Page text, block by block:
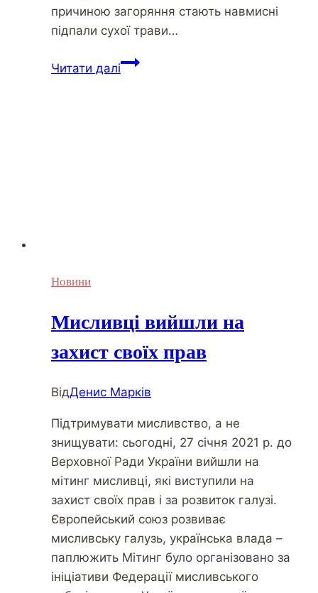
причиною загоряння стають навмисні
підпали сухої трави…
Читати далі
Новини
Мисливці вийшли на
захист своїх прав
ВідДенис Марків
Підтримувати мисливство, а не
знищувати: сьогодні, 27 січня 2021 р. до
Верховної Ради України вийшли на
мітинг мисливці, які виступили на
захист своїх прав і за розвиток галузі.
Європейський союз розвиває
мисливську галузь, українська влада –
паплюжить Мітинг було організовано за
ініціативи Федерації мисливського